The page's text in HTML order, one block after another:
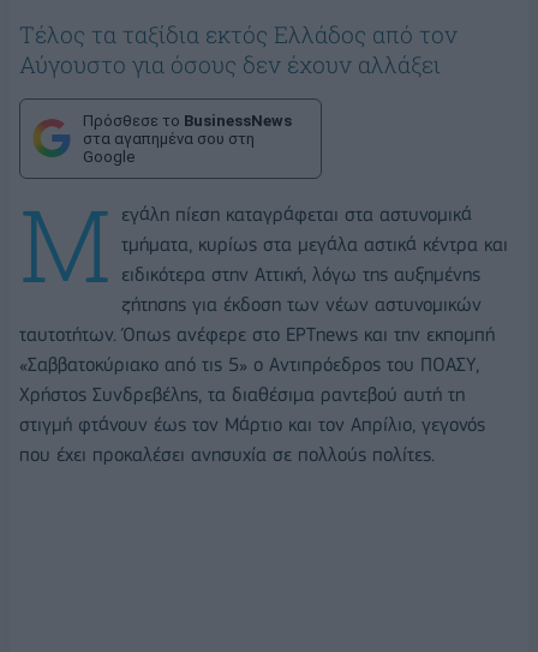
Τέλος τα ταξίδια εκτός Ελλάδος από τον
Αύγουστο για όσους δεν έχουν αλλάξει
Πρόσθεσε το BusinessNews
στα αγαπημένα σου στη
Google
Μ
εγάλη πίεση καταγράφεται στα αστυνομικά
τμήματα, κυρίως στα μεγάλα αστικά κέντρα και
ειδικότερα στην Αττική, λόγω της αυξημένης
ζήτησης για έκδοση των νέων αστυνομικών
ταυτοτήτων. Όπως ανέφερε στο ΕΡΤnews και την εκπομπή
«Σαββατοκύριακο από τις 5» ο Αντιπρόεδρος του ΠΟΑΣΥ,
Χρήστος Συνδρεβέλης, τα διαθέσιμα ραντεβού αυτή τη
στιγμή φτάνουν έως τον Μάρτιο και τον Απρίλιο, γεγονός
που έχει προκαλέσει ανησυχία σε πολλούς πολίτες.